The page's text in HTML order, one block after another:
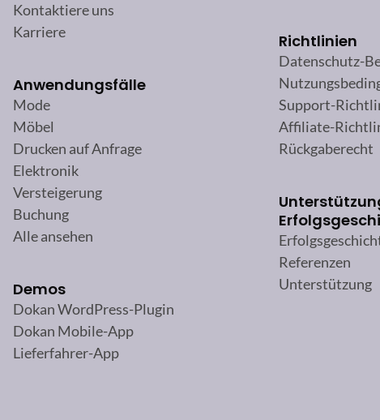
Kontaktiere uns
Karriere
Anwendungsfälle
Mode
Möbel
Drucken auf Anfrage
Elektronik
Versteigerung
Buchung
Alle ansehen
Demos
Dokan WordPress-Plugin
Dokan Mobile-App
Lieferfahrer-App
Richtlinien
Datenschutz-
Support-
Affiliate-
Rückgaberecht
Referenzen
Unterstützung